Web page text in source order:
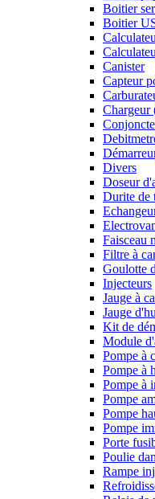
Boitier
Boitier
Canister
Capteur
Chargeur
Divers
Doseur
Durite de
Faisceau
Filtre à
Goulotte
Injecteurs
Jauge à
Jauge
Kit de
Module
Pompe à
Pompe à
Pompe à
Pompe
Pompe
Pompe
Porte
Poulie
Rampe